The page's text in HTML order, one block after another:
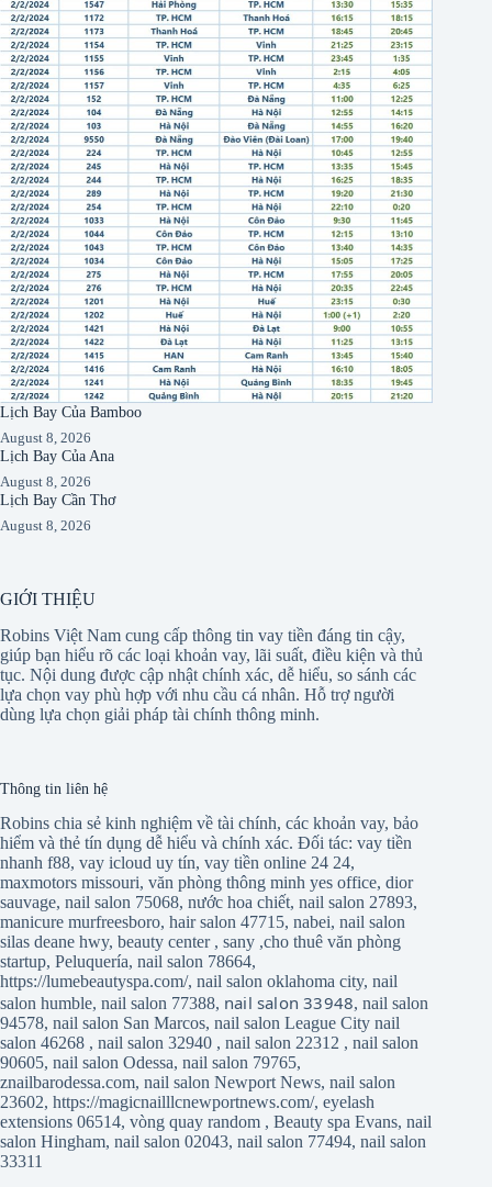
Lịch Bay Của Bamboo
August 8, 2026
Lịch Bay Của Ana
August 8, 2026
Lịch Bay Cần Thơ
August 8, 2026
GIỚI THIỆU
Robins Việt Nam cung cấp thông tin vay tiền đáng tin cậy,
giúp bạn hiểu rõ các loại khoản vay, lãi suất, điều kiện và thủ
tục. Nội dung được cập nhật chính xác, dễ hiểu, so sánh các
lựa chọn vay phù hợp với nhu cầu cá nhân. Hỗ trợ người
dùng lựa chọn giải pháp tài chính thông minh.
Thông tin liên hệ
Robins chia sẻ kinh nghiệm về tài chính, các khoản vay, bảo
hiểm và thẻ tín dụng dễ hiểu và chính xác. Đối tác: vay tiền
nhanh f88, vay icloud uy tín, vay tiền online 24 24,
maxmotors missouri, văn phòng thông minh yes office, dior
sauvage, nail salon 75068, nước hoa chiết, nail salon 27893,
manicure murfreesboro, hair salon 47715, nabei, nail salon
silas deane hwy, beauty center, sany ,cho thuê văn phòng
startup, Peluquería, nail salon 78664,
https://lumebeautyspa.com/, nail salon oklahoma city, nail
salon humble, nail salon 77388, nail salon 33948,nail salon
94578, nail salon San Marcos, nail salon League City nail
salon 46268 , nail salon 32940 , nail salon 22312 , nail salon
90605, nail salon Odessa, nail salon 79765,
znailbarodessa.com, nail salon Newport News, nail salon
23602, https://magicnailllcnewportnews.com/, eyelash
extensions 06514, vòng quay random , Beauty spa Evans, nail
salon Hingham, nail salon 02043, nail salon 77494, nail salon
33311